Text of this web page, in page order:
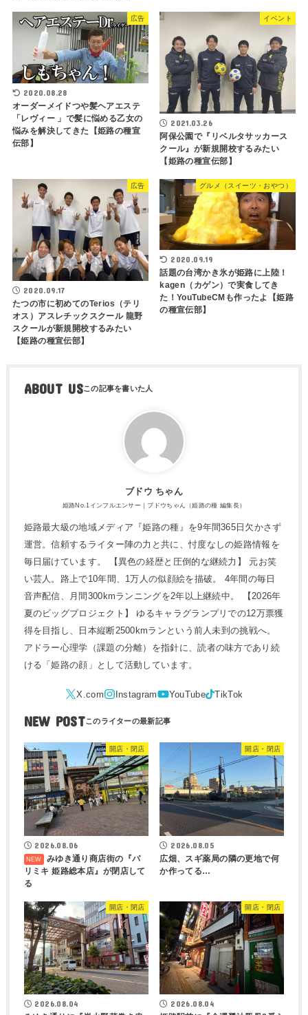
広告
2020.08.28
オーダーメイドつや髪ヘアエステ
「レヴィー 」で髪に悩める乙女の
悩みを解決してきた【姫路の種宣
伝部】
イベント
2021.03.26
阿保公園で『リベルタサッカース
クール』が新規開校するみたい
【姫路の種宣伝部】
広告
2020.09.17
たつの市に初めてのTerios（テリ
オス）アスレチックスクール 龍野
スクールが新規開校するみたい
【姫路の種宣伝部】
グルメ（スイーツ・おやつ）
2020.09.19
話題の台湾かき氷が姫路に上陸！
kagen（カゲン）で実食してき
た！YouTubeCMも作ったよ【姫路
の種宣伝部】
ABOUT US
ブドウ ちゃん
姫路No.1インフルエンサー｜ブドウちゃん（姫路の種 編集長）
姫路最大級の地域メディア『姫路の種』を9年間365日欠かさず
運営。信頼するライター陣の力と共に、忖度なしの姫路情報を
毎日届けています。 【異色の経歴と圧倒的な継続力】 元お笑
い芸人。路上で10年間、1万人の似顔絵を描破。 4年間の毎日
音声配信、月間300kmランニングを2年以上継続中。 【2026年
夏のビッグプロジェクト】 ゆるキャラグランプリでの12万票獲
得を目指し、日本縦断2500kmランという前人未到の挑戦へ。
アドラー心理学（課題の分離）を指針に、読者の味方であり続
ける「姫路の顔」として活動しています。
NEW POST
開店・閉店
2026.08.06
みゆき通り商店街の『パ
リミキ 姫路総本店』が閉店して
る
開店・閉店
2026.08.05
広畑、スギ薬局の隣の更地で何
か作ってる…
開店・閉店
2026.08.04
開店・閉店
2026.08.04